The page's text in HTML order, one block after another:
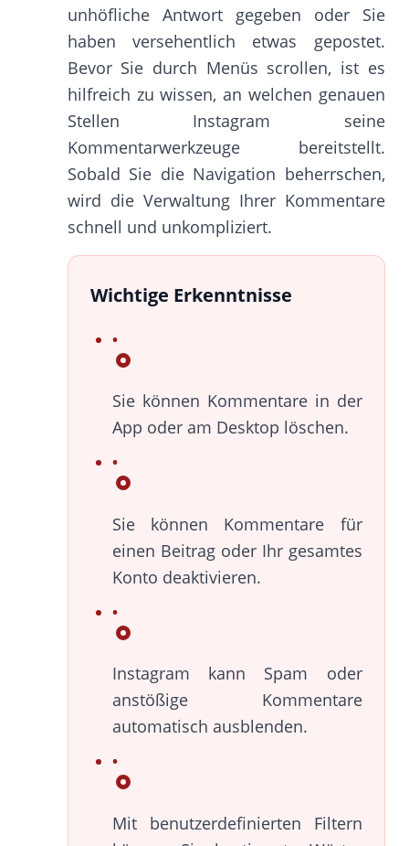
unhöfliche Antwort gegeben oder Sie
haben versehentlich etwas gepostet.
Bevor Sie durch Menüs scrollen, ist es
hilfreich zu wissen, an welchen genauen
Stellen Instagram seine
Kommentarwerkzeuge bereitstellt.
Sobald Sie die Navigation beherrschen,
wird die Verwaltung Ihrer Kommentare
schnell und unkompliziert.
Wichtige Erkenntnisse
Sie können Kommentare in der
App oder am Desktop löschen.
Sie können Kommentare für
einen Beitrag oder Ihr gesamtes
Konto deaktivieren.
Instagram kann Spam oder
anstößige Kommentare
automatisch ausblenden.
Mit benutzerdefinierten Filtern